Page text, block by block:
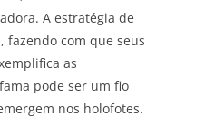
A estratégia de
fazendo com que seus
as
pode ser um fio
nos holofotes.